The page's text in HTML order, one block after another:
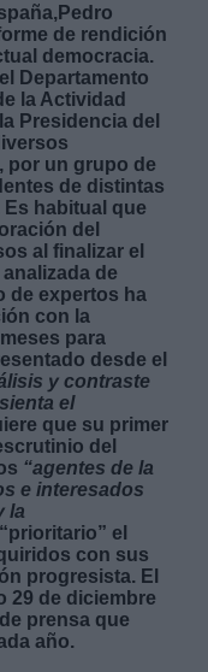
de rendición
democracia.
Departamento
la Actividad
Presidencia del
por un grupo de
de distintas
habitual que
del
al finalizar el
de
de expertos ha
con la
para
desde el
y contraste
el
que su primer
del
“agentes de la
e interesados
la
el
con sus
progresista. El
29 de diciembre
prensa que
año.